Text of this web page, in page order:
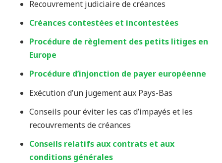
Recouvrement judiciaire de créances
Créances contestées et incontestées
Procédure de règlement des petits litiges en
Europe
Procédure d’injonction de payer européenne
Exécution d’un jugement aux Pays-Bas
Conseils pour éviter les cas d’impayés et les
recouvrements de créances
Conseils relatifs aux contrats et aux
conditions générales